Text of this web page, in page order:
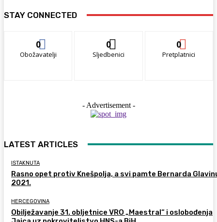
STAY CONNECTED
0
Obožavatelji
0
Sljedbenici
0
Pretplatnici
- Advertisement -
LATEST ARTICLES
ISTAKNUTA
Rasno opet protiv Knešpolja, a svi pamte Bernarda
2021.
HERCEGOVINA
Obilježavanje 31. obljetnice VRO „Maestral“ i oslobođenja